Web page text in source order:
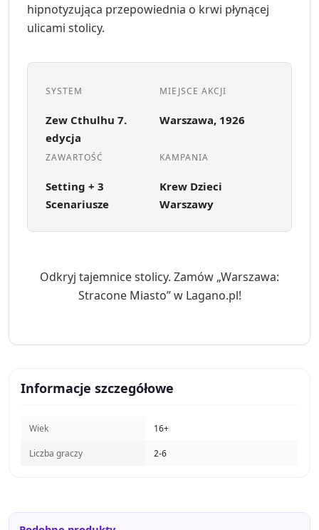
hipnotyzująca przepowiednia o krwi płynącej
ulicami stolicy.
SYSTEM
Zew Cthulhu 7.
edycja
MIEJSCE AKCJI
Warszawa, 1926
ZAWARTOŚĆ
Setting + 3
Scenariusze
KAMPANIA
Krew Dzieci
Warszawy
Odkryj tajemnice stolicy. Zamów „Warszawa:
Stracone Miasto” w Lagano.pl!
Informacje szczegółowe
Wiek 16+
Liczba graczy 2-6